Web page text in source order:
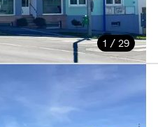
1 / 29